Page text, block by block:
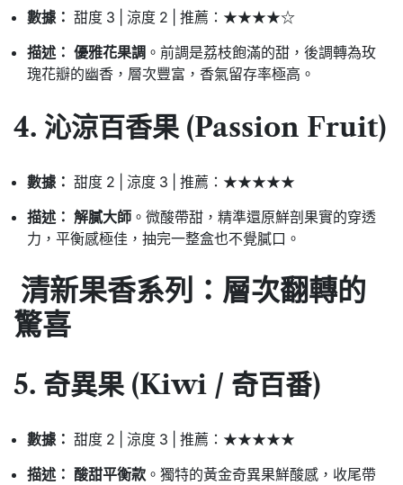
數據： 甜度 3 | 涼度 2 | 推薦：★★★★☆
描述： 優雅花果調 。前調是荔枝飽滿的甜，後調轉為玫
瑰花瓣的幽香，層次豐富，香氣留存率極高。
4. 沁涼百香果 (Passion Fruit)
數據： 甜度 2 | 涼度 3 | 推薦：★★★★★
描述： 解膩大師 。微酸帶甜，精準還原鮮剖果實的穿透
力，平衡感極佳，抽完一整盒也不覺膩口。
清新果香系列：層次翻轉的
驚喜
5. 奇異果 (Kiwi / 奇百番)
數據： 甜度 2 | 涼度 3 | 推薦：★★★★★
描述： 酸甜平衡款 。獨特的黃金奇異果鮮酸感，收尾帶